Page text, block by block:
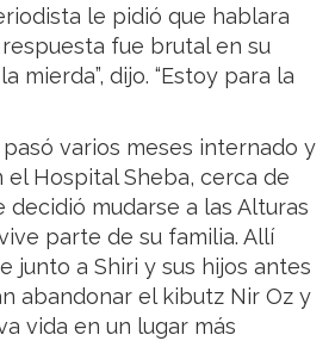
le pidió que hablara
fue brutal en su
mierda”, dijo. “Estoy para la
varios meses internado y
Hospital Sheba, cerca de
decidió mudarse a las Alturas
parte de su familia. Allí
junto a Shiri y sus hijos antes
abandonar el kibutz Nir Oz y
vida en un lugar más